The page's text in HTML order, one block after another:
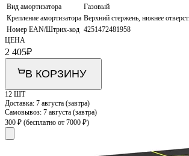
Вид амортизатора
Газовый
Крепление амортизатора Верхний стержень, нижнее
Номер EAN/Штрих-код 4251472481958
ЦЕНА
2 405₽
В КОРЗИНУ
12 ШТ
Доставка: 7 августа (завтра)
Самовывоз: 7 августа (завтра)
300 ₽ (бесплатно от 7000 ₽)